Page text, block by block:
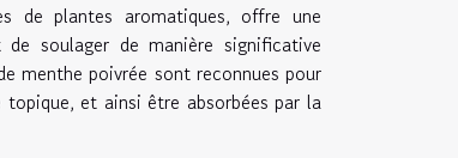
de plantes aromatiques, offre une
soulager de manière significative
menthe poivrée sont reconnues pour
et ainsi être absorbées par la